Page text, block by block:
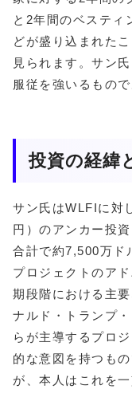
と2年間のベスティ
どが盛り込まれた
見られます。サン
服従を強いるもの
投資の経緯
サン氏はWLFIに対
円）のアンカー投
合計で約7,500万ド
プロジェクトのア
期段階における主
ナルド・トランプ
らが主導するプロ
的な意図を持つも
が、本人はこれを